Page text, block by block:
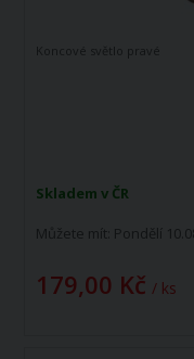
Skladem v ČR
Můžete mít: Pondělí
179,00 Kč / ks
Koncové světlo pravé